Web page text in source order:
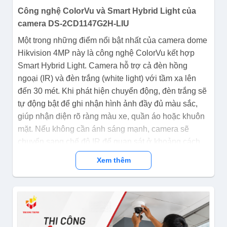
Công nghệ ColorVu và Smart Hybrid Light của
camera DS-2CD1147G2H-LIU
Một trong những điểm nổi bật nhất của camera dome
Hikvision 4MP này là công nghệ ColorVu kết hợp
Smart Hybrid Light. Camera hỗ trợ cả đèn hồng
ngoại (IR) và đèn trắng (white light) với tầm xa lên
đến 30 mét. Khi phát hiện chuyển động, đèn trắng sẽ
tự động bật để ghi nhận hình ảnh đầy đủ màu sắc,
giúp nhận diện rõ ràng màu xe, quần áo hoặc khuôn
mặt. Nếu không cần ánh sáng mạnh, camera sẽ
chuyển sang chế độ IR để quan sát ở khoảng cách
xa mà không gây chói. Tính năng thông minh này
giúp giảm thiểu tình trạng báo động giả và tăng hiệu
quả giám sát thực tế.
Xem thêm